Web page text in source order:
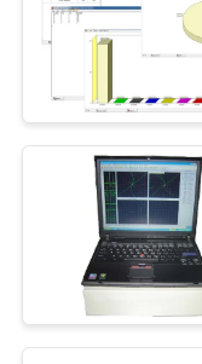
СПРОСИТЕ
ЦИТАТУ
КАРТА
САЙТА
PRIVACY
POLICY